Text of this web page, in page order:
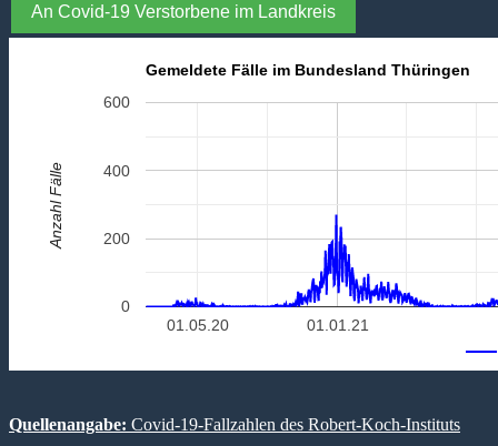
An Covid-19 Verstorbene im Landkreis
Gemeldete Fälle im Bundesland Thüringen
01.01.21
01.05.20
0
200
400
600
Anzahl Fälle
Quellenangabe: Covid-19-Fallzahlen des Robert-Koch-Instituts